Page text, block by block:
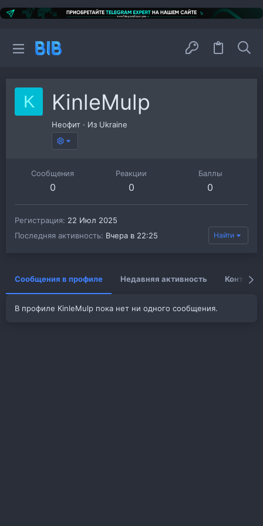
K KinleMulp
Неофит · Из Ukraine
Сообщения
0
Реакции
0
Баллы
0
Регистрация 22 Июл 2025
Последняя активность Вчера в 22:25 Найти
Сообщения в профиле Недавняя активность Контент
В профиле KinleMulp пока нет ни одного сообщения.